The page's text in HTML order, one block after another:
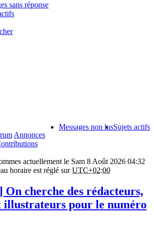
sans réponse
Sujets actifs
Messages non lus
Annonces
actuellement le Sam 8 Août 2026 04:32
horaire est réglé surUTC+02:00
cherche des rédacteurs,
illustrateurs pour le numéro